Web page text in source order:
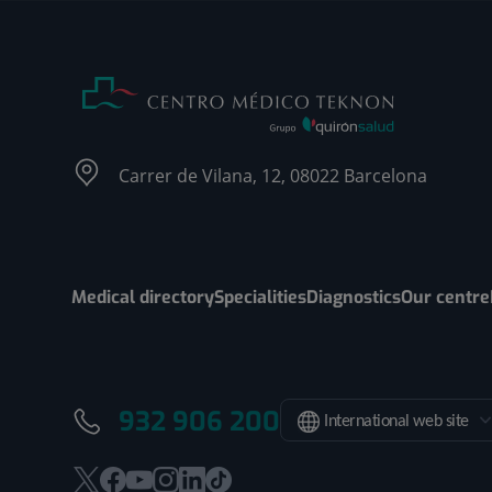
Carrer de Vilana, 12, 08022 Barcelona
Medical directorySpecialitiesDiagnosticsOur centre
932 906 200 International web site